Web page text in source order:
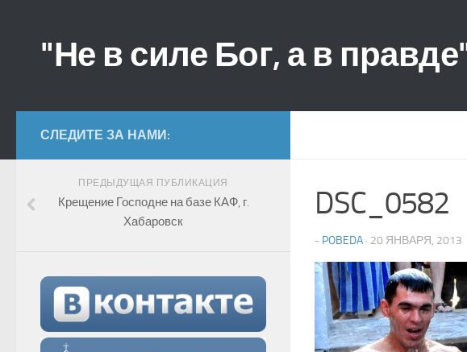
"Не в силе Бог, а в
DSC_0582
- POBEDA · 20 ЯНВАРЯ, 2013
СЛЕДИТЕ ЗА НАМИ:
ПРЕДЫДУЩАЯ ПУБЛИКАЦИЯ
Крещение Господне на базе КАФ, г.
Хабаровск